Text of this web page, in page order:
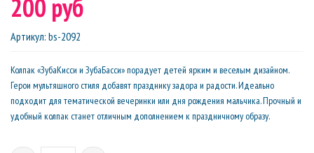
200 руб
Артикул: bs-2092
Колпак «ЗубаКисси и ЗубаБасси» порадует детей ярким и веселым дизайном.
Герои мультяшного стиля добавят празднику задора и радости. Идеально
подходит для тематической вечеринки или дня рождения мальчика. Прочный и
удобный колпак станет отличным дополнением к праздничному образу.